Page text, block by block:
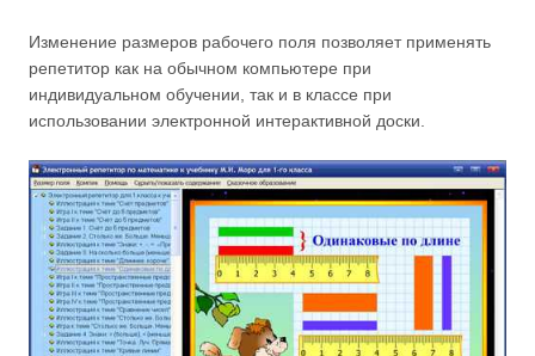
Изменение размеров рабочего поля позволяет применять
репетитор как на обычном компьютере при
индивидуальном обучении, так и в классе при
использовании электронной интерактивной доски.